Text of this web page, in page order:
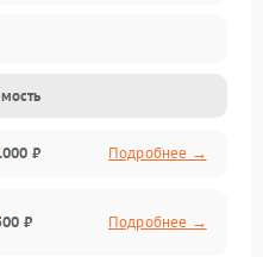
₽ Подробнее →
₽ Подробнее →